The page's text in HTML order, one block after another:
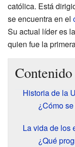
católica. Está
se encuentra en el
Su actual líder es
quien fue la
Contenido
Historia de la
¿Cómo
La vida de los
¿Qué